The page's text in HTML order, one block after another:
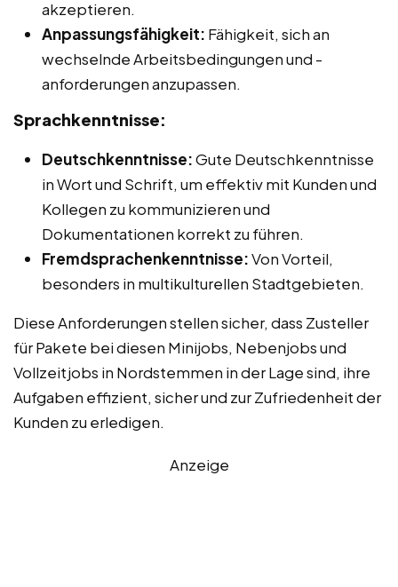
akzeptieren.
Anpassungsfähigkeit: Fähigkeit, sich an
wechselnde Arbeitsbedingungen und -
anforderungen anzupassen.
Sprachkenntnisse:
Deutschkenntnisse:Gute Deutschkenntnisse
in Wort und Schrift, um effektiv mit Kunden und
Kollegen zu kommunizieren und
Dokumentationen korrekt zu führen.
Fremdsprachenkenntnisse:Von Vorteil,
besonders in multikulturellen Stadtgebieten.
Diese Anforderungen stellen sicher, dass Zusteller
für Pakete bei diesen Minijobs, Nebenjobs und
Vollzeitjobs in Nordstemmen in der Lage sind, ihre
Aufgaben effizient, sicher und zur Zufriedenheit der
Kunden zu erledigen.
Anzeige